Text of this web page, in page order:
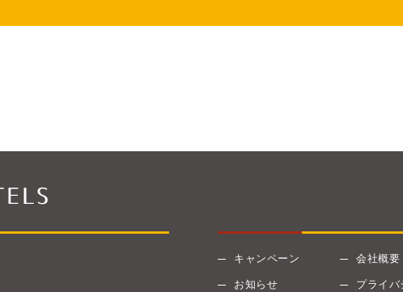
キャンペーン
お知らせ
会社概要
プライバ